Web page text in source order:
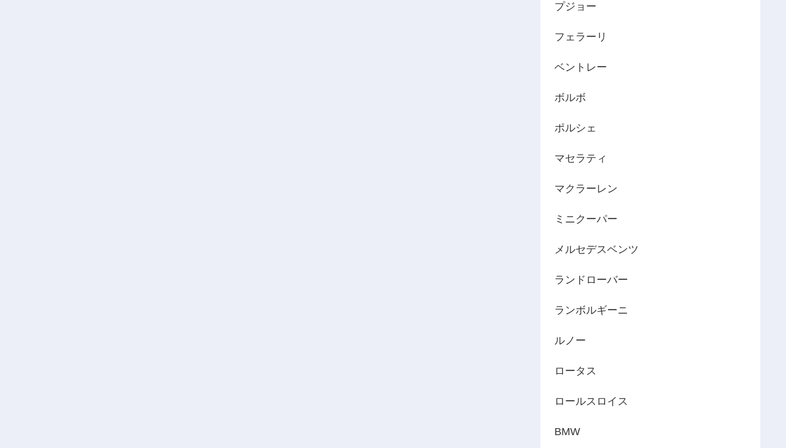
プジョー
フェラーリ
ベントレー
ボルボ
ポルシェ
マセラティ
マクラーレン
ミニクーパー
メルセデスベンツ
ランドローバー
ランボルギーニ
ルノー
ロータス
ロールスロイス
BMW